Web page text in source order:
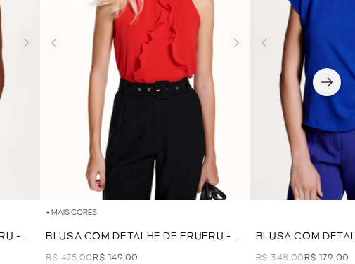
-
+ MAIS CORES
BLUSA COM DETALHE DE FRUFRU -
VERMELHO
R$ 475,00R$ 149,00
BLUSA COM
R$ 348,00R$ 179,00